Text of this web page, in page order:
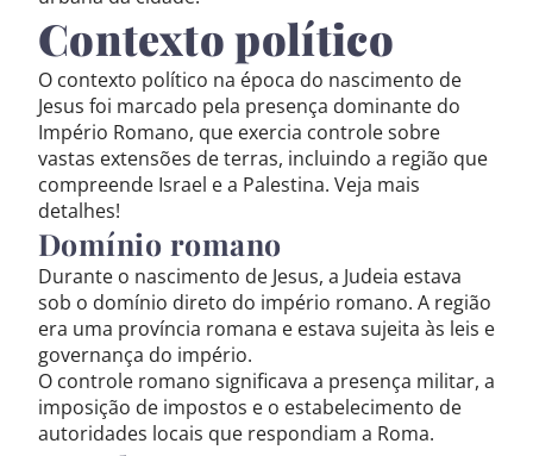
Contexto político
O contexto político na época do nascimento de
Jesus foi marcado pela presença dominante do
Império Romano, que exercia controle sobre
vastas extensões de terras, incluindo a região que
compreende Israel e a Palestina. Veja mais
detalhes!
Domínio romano
Durante o nascimento de Jesus, a Judeia estava
sob o domínio direto do império romano. A região
era uma província romana e estava sujeita às leis e
governança do império.
O controle romano significava a presença militar, a
imposição de impostos e o estabelecimento de
autoridades locais que respondiam a Roma.